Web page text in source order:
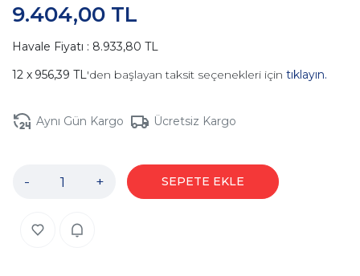
9.404,00 TL
Havale Fiyatı : 8.933,80 TL
956,39 TL'den başlayan taksit seçenekleri için tıklayın.
Aynı Gün Kargo Ücretsiz Kargo
- + SEPETE EKLE